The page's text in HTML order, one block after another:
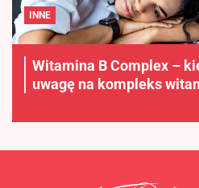
INNE
Witamina B Complex –
uwagę na kompleks